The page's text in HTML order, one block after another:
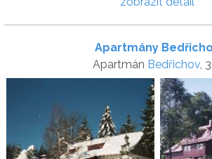
Apartmány
Apartmán Bedřichov,